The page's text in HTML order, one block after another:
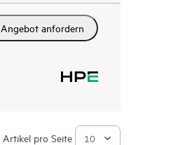
Angebot anfordern
Artikel pro Seite